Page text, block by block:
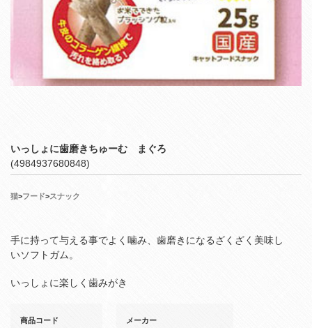
いっしょに歯磨きちゅーむ まぐろ
(4984937680848)
猫>フード>スナック
手に持って与える事でよく噛み、歯磨きになるざくざく美味し
いソフトガム。
いっしょに楽しく歯みがき
商品コード メーカー